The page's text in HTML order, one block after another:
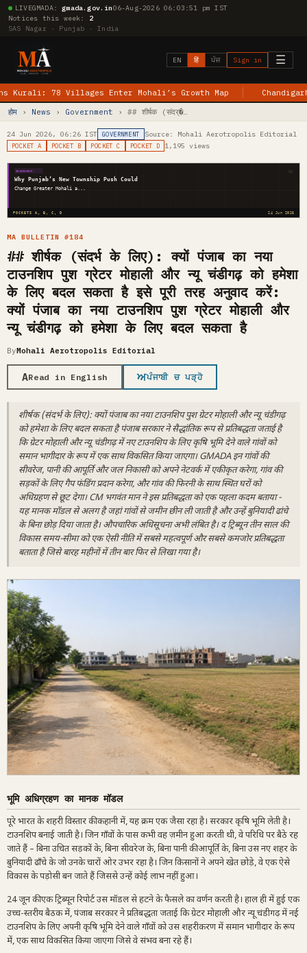
LIVEGMADA:gmada.gov.in06-Aug-2026 06:03:52 pm IST
Notices this week: 2
SAS Nagar · Punjab · India
☰
EN हिं ਪੰਜ Sign in
78 Villages Enter Mohali’s Growth Map
होम
› News › Government › ## शीर्षक (संदर्�…
24 Jun 2026, 06:26 IST GOVERNMENT Source: Mohali Aerotropolis Editorial
POCKET A POCKET B POCKET C POCKET D 1,195 views
GOVERNMENT
POCKETS A, B, C, D 24 Jun 2026
Why Punjab’s New Township Push Could
Change Greater Mohali a...
MA
MA BULLETIN #184
## शीर्षक (संदर्भ के लिए): क्यों पंजाब का नया
टाउनशिप पुश ग्रेटर मोहाली और न्यू चंडीगढ़ को हमेशा
के लिए बदल सकता है इसे पूरी तरह अनुवाद करें:
क्यों पंजाब का नया टाउनशिप पुश ग्रेटर मोहाली और
न्यू चंडीगढ़ को हमेशा के लिए बदल सकता है
ByMohali Aerotropolis Editorial
ARead in English ਅਪੰਜਾਬੀ ਚ ਪੜ੍ਹੋ
शीर्षक (संदर्भ के लिए): क्यों पंजाब का नया टाउनशिप पुश ग्रेटर मोहाली और न्यू चंडीगढ़
को हमेशा के लिए बदल सकता है पंजाब सरकार ने सैद्धांतिक रूप से प्रतिबद्धता जताई है
कि ग्रेटर मोहाली और न्यू चंडीगढ़ में नए टाउनशिप के लिए कृषि भूमि देने वाले गांवों को
समान भागीदार के रूप में एक साथ विकसित किया जाएगा। GMADA इन गांवों की
सीवरेज, पानी की आपूर्ति और जल निकासी को अपने नेटवर्क में एकीकृत करेगा, गांव की
सड़कों के लिए गैप फंडिंग प्रदान करेगा, और गांव की फिरनी के साथ स्थित घरों को
अधिग्रहण से छूट देगा। CM भगवंत मान ने इस प्रतिबद्धता को एक पहला कदम बताया -
यह मानक मॉडल से अलग है जहां गांवों से जमीन छीन ली जाती है और उन्हें बुनियादी ढांचे
के बिना छोड़ दिया जाता है। औपचारिक अधिसूचना अभी लंबित है। द ट्रिब्यून तीन साल की
विकास समय-सीमा को एक ऐसी नीति में सबसे महत्वपूर्ण और सबसे कमजोर प्रतिबद्धता
बताता है जिसे बारह महीनों में तीन बार फिर से लिखा गया है।
भूमि अधिग्रहण का मानक मॉडल
पूरे भारत के शहरी विस्तार की कहानी में, यह क्रम एक जैसा रहा है। सरकार कृषि भूमि लेती है।
टाउनशिप बनाई जाती है। जिन गाँवों के पास कभी वह ज़मीन हुआ करती थी, वे परिधि पर बैठे रह
जाते हैं – बिना उचित सड़कों के, बिना सीवरेज के, बिना पानी की आपूर्ति के, बिना उस नए शहर के
बुनियादी ढाँचे के जो उनके चारों ओर उभर रहा है। जिन किसानों ने अपने खेत छोड़े, वे एक ऐसे
विकास के पड़ोसी बन जाते हैं जिससे उन्हें कोई लाभ नहीं हुआ।
24 जून की एक ट्रिब्यून रिपोर्ट उस मॉडल से हटने के फैसले का वर्णन करती है। हाल ही में हुई एक
उच्च-स्तरीय बैठक में, पंजाब सरकार ने प्रतिबद्धता जताई कि ग्रेटर मोहाली और न्यू चंडीगढ़ में नई
टाउनशिप के लिए अपनी कृषि भूमि देने वाले गाँवों को उस शहरीकरण में समान भागीदार के रूप
में, एक साथ विकसित किया जाएगा जिसे वे संभव बना रहे हैं।